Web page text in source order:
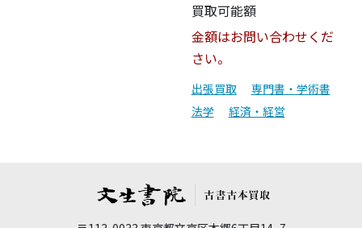
買取可能額
金額はお問い合わせくだ
さい。
出張買取
専門書・学術書
法学
経済・経営